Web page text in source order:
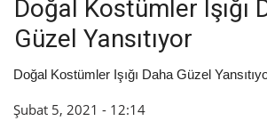
Doğal Kostümler Işığı
Güzel Yansıtıyor
Doğal Kostümler Işığı Daha Güzel
Şubat 5, 2021 - 12:14